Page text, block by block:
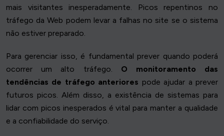
mais visitantes inesperadamente. Picos repentinos no
tráfego da Web podem levar a falhas no site se o sistema
não estiver preparado.
Para gerenciar isso, é fundamental prever quando poderá
ocorrer um alto tráfego. O monitoramento das
tendências de tráfego anteriores pode ajudar a prever
futuros picos. Além disso, a existência de sistemas para
lidar com picos inesperados é vital para manter a qualidade
e a confiabilidade do serviço.